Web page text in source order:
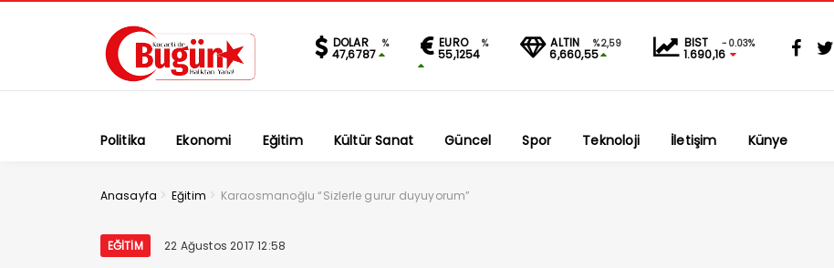
DOLAR %
47,6787
EURO %
55,1254
ALTIN %2,59
6,660,55
BIST -0.03%
1.690,16
Politika Ekonomi Eğitim Kültür Sanat Güncel Spor Teknoloji İletişim Künye
Anasayfa > Eğitim > Karaosmanoğlu “Sizlerle gurur duyuyorum”
EĞITIM 22 Ağustos 2017 12:58